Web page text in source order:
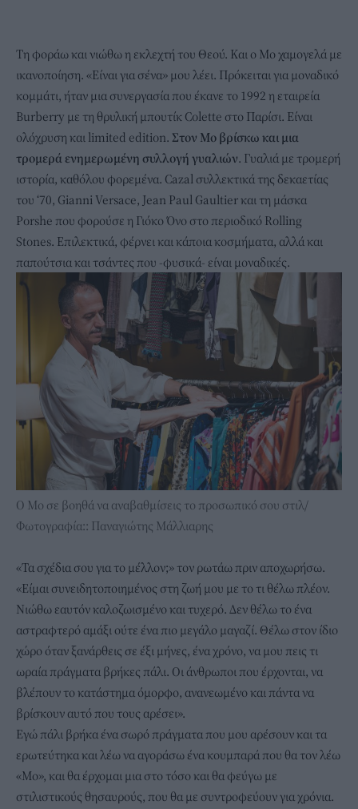
Τη φοράω και νιώθω η εκλεχτή του Θεού. Και ο Μο χαμογελά με
ικανοποίηση. «Είναι για σένα» μου λέει. Πρόκειται για μοναδικό
κομμάτι, ήταν μια συνεργασία που έκανε το 1992 η εταιρεία
Burberry με τη θρυλική μπουτίκ Colette στο Παρίσι. Είναι
ολόχρυση και limited edition. Στον Μο βρίσκω και μια
τρομερά ενημερωμένη συλλογή γυαλιών. Γυαλιά με τρομερή
ιστορία, καθόλου φορεμένα. Cazal συλλεκτικά της δεκαετίας
του ‘70, Gianni Versace, Jean Paul Gaultier και τη μάσκα
Porshe που φορούσε η Γιόκο Όνο στο περιοδικό Rolling
Stones. Eπιλεκτικά, φέρνει και κάποια κοσμήματα, αλλά και
παπούτσια και τσάντες που -φυσικά- είναι μοναδικές.
Ο Μο σε βοηθά να αναβαθμίσεις το προσωπικό σου στιλ/
Φωτογραφία:: Παναγιώτης Μάλλιαρης
«Τα σχέδια σου για το μέλλον;» τον ρωτάω πριν αποχωρήσω.
«Είμαι συνειδητοποιημένος στη ζωή μου με το τι θέλω πλέον.
Νιώθω εαυτόν καλοζωισμένο και τυχερό. Δεν θέλω το ένα
αστραφτερό αμάξι ούτε ένα πιο μεγάλο μαγαζί. Θέλω στον ίδιο
χώρο όταν ξανάρθεις σε έξι μήνες, ένα χρόνο, να μου πεις τι
ωραία πράγματα βρήκες πάλι. Οι άνθρωποι που έρχονται, να
βλέπουν το κατάστημα όμορφο, ανανεωμένο και πάντα να
βρίσκουν αυτό που τους αρέσει».
Εγώ πάλι βρήκα ένα σωρό πράγματα που μου αρέσουν και τα
ερωτεύτηκα και λέω να αγοράσω ένα κουμπαρά που θα τον λέω
«Μο», και θα έρχομαι μια στο τόσο και θα φεύγω με
στιλιστικούς θησαυρούς, που θα με συντροφεύουν για χρόνια.